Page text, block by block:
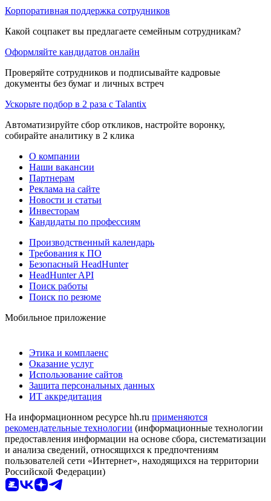
Корпоративная поддержка сотрудников
Какой соцпакет вы предлагаете семейным сотрудникам?
Оформляйте кандидатов онлайн
Проверяйте сотрудников и подписывайте кадровые
документы без бумаг и личных встреч
Ускорьте подбор в 2 раза с Talantix
Автоматизируйте сбор откликов, настройте воронку,
собирайте аналитику в 2 клика
О компании
Наши вакансии
Партнерам
Реклама на сайте
Новости и статьи
Инвесторам
Кандидаты по профессиям
Производственный календарь
Требования к ПО
Безопасный HeadHunter
HeadHunter API
Поиск работы
Поиск по резюме
Мобильное приложение
Этика и комплаенс
Оказание услуг
Использование сайтов
Защита персональных данных
ИТ аккредитация
На информационном ресурсе hh.ru применяются
рекомендательные технологии (информационные технологии
предоставления информации на основе сбора, систематизации
и анализа сведений, относящихся к предпочтениям
пользователей сети «Интернет», находящихся на территории
Российской Федерации)